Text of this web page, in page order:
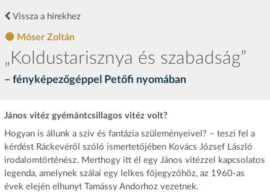
Vissza a hírekhez
Móser Zoltán
„Koldustarisznya és szabadság”
– fényképezőgéppel Petőfi nyomában
János vitéz gyémántcsillagos vitéz volt?
Hogyan is állunk a szív és fantázia szüleményeivel? – teszi fel a
kérdést Ráckevéről szóló ismertetőjében Kovács József László
irodalomtörténész. Merthogy itt él egy János vitézzel kapcsolatos
legenda, amelynek szálai egy lelkes főjegyzőhöz, az 1960-as
évek elején elhunyt Tamássy Andorhoz vezetnek.